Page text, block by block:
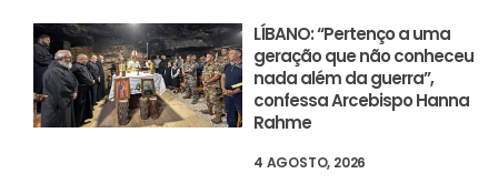
LÍBANO: “Pertenço a uma
geração que não conheceu
nada além da guerra”,
confessa Arcebispo Hanna
Rahme
4 AGOSTO, 2026